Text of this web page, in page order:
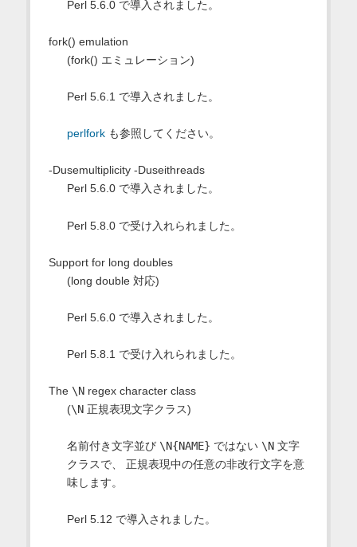
Perl 5.6.0 で導入されました。
fork() emulation
(fork() エミュレーション)
Perl 5.6.1 で導入されました。
perlforkも参照してください。
-Dusemultiplicity -Duseithreads
Perl 5.6.0 で導入されました。
Perl 5.8.0 で受け入れられました。
Support for long doubles
(long double 対応)
Perl 5.6.0 で導入されました。
Perl 5.8.1 で受け入れられました。
The \Nregex character class
(\N正規表現文字クラス)
名前付き文字並び \N{NAME} ではない \N文字
クラスで、 正規表現中の任意の非改行文字を意
味します。
Perl 5.12 で導入されました。